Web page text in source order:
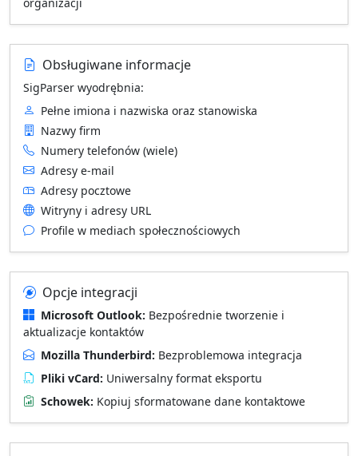
Obsługiwane informacje
SigParser wyodrębnia:
Pełne imiona i nazwiska oraz stanowiska
Nazwy firm
Numery telefonów (wiele)
Adresy e-mail
Adresy pocztowe
Witryny i adresy URL
Profile w mediach społecznościowych
Opcje integracji
Microsoft Outlook: Bezpośrednie tworzenie i
aktualizacje kontaktów
Mozilla Thunderbird: Bezproblemowa integracja
Pliki vCard: Uniwersalny format eksportu
Schowek: Kopiuj sformatowane dane kontaktowe